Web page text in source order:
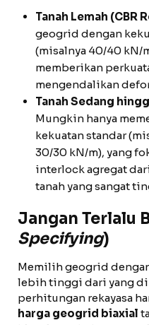
Tanah Lemah (CBR
geogrid dengan
(misalnya 40/40 kN/
memberikan
mengendalikan
Tanah Sedang
Mungkin hanya
kekuatan standar
30/30 kN/m), yang
interlock agregat
tanah yang sangat
Jangan Terlalu
Specifying)
Memilih geogrid
lebih tinggi dari yang
perhitungan rekayasa
harga geogrid biaxial